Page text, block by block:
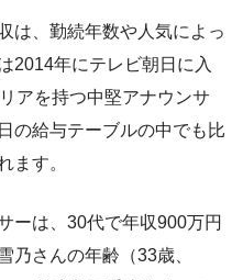
は、勤続年数や人気によっ
2014年にテレビ朝日に入
アを持つ中堅アナウンサ
の給与テーブルの中でも比
ます。
ーは、30代で年収900万円
乃さんの年齢（33歳、